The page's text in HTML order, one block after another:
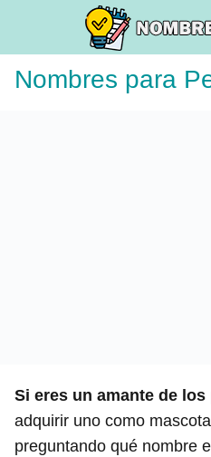
Nombres para
Si eres un amante de los
adquirir uno como
preguntando qué nombre